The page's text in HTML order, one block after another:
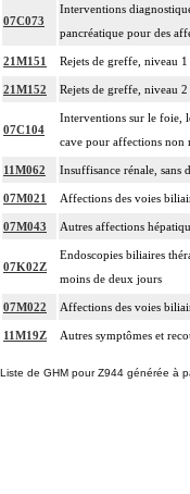
07C073
Interventions
pancréatique pour des
21M151 Rejets de greffe, niveau 1
21M152 Rejets de greffe, niveau 2
07C104
Interventions sur le foie,
cave pour affections non
11M062 Insuffisance rénale, sans
07M021 Affections des voies
07M043 Autres affections
07K02Z
Endoscopies biliaires
moins de deux jours
07M022 Affections des voies
11M19Z Autres symptômes et
Liste de GHM pour Z944 générée à